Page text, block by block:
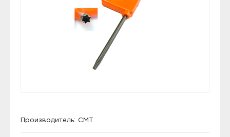
Производитель: CMT